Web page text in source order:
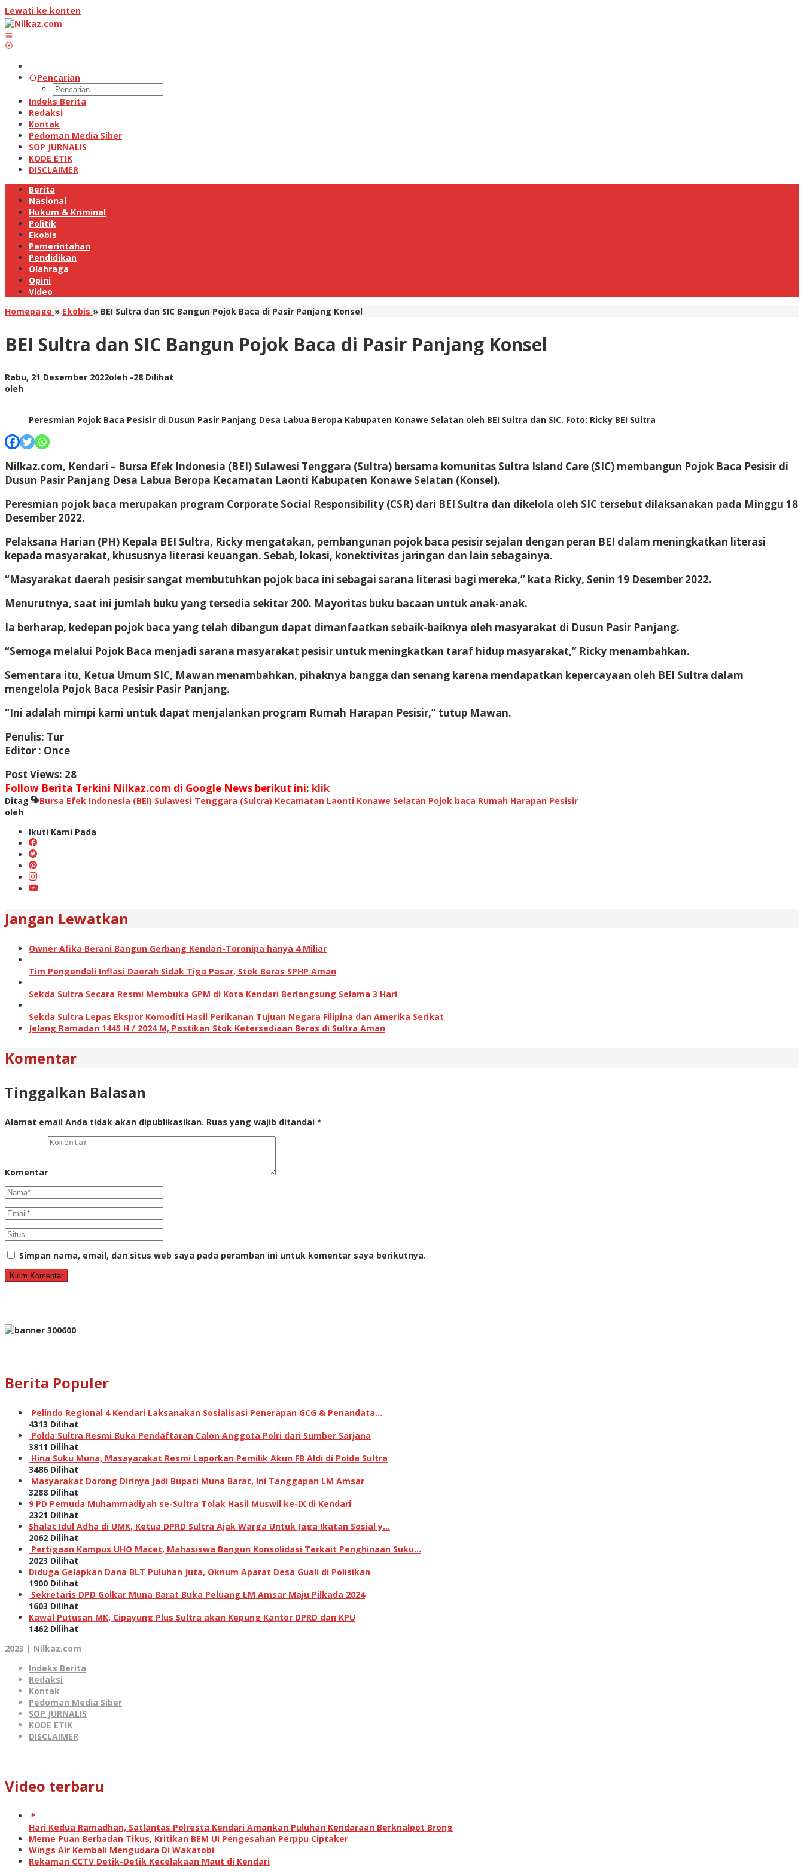
Lewati ke konten
Pencarian
Indeks Berita
Redaksi
Kontak
Pedoman Media Siber
SOP JURNALIS
KODE ETIK
DISCLAIMER
Berita
Nasional
Hukum & Kriminal
Politik
Ekobis
Pemerintahan
Pendidikan
Olahraga
Opini
Video
Homepage » Ekobis » BEI Sultra dan SIC Bangun Pojok Baca di Pasir Panjang Konsel
BEI Sultra dan SIC Bangun Pojok Baca di Pasir Panjang Konsel
Rabu, 21 Desember 2022oleh -28 Dilihat
oleh
Peresmian Pojok Baca Pesisir di Dusun Pasir Panjang Desa Labua Beropa Kabupaten Konawe Selatan oleh BEI Sultra dan SIC. Foto: Ricky BEI Sultra
Nilkaz.com, Kendari – Bursa Efek Indonesia (BEI) Sulawesi Tenggara (Sultra) bersama komunitas Sultra Island Care (SIC) membangun Pojok Baca Pesisir di
Dusun Pasir Panjang Desa Labua Beropa Kecamatan Laonti Kabupaten Konawe Selatan (Konsel).
Peresmian pojok baca merupakan program Corporate Social Responsibility (CSR) dari BEI Sultra dan dikelola oleh SIC tersebut dilaksanakan pada Minggu 18
Desember 2022.
Pelaksana Harian (PH) Kepala BEI Sultra, Ricky mengatakan, pembangunan pojok baca pesisir sejalan dengan peran BEI dalam meningkatkan literasi
kepada masyarakat, khususnya literasi keuangan. Sebab, lokasi, konektivitas jaringan dan lain sebagainya.
“Masyarakat daerah pesisir sangat membutuhkan pojok baca ini sebagai sarana literasi bagi mereka,” kata Ricky, Senin 19 Desember 2022.
Menurutnya, saat ini jumlah buku yang tersedia sekitar 200. Mayoritas buku bacaan untuk anak-anak.
Ia berharap, kedepan pojok baca yang telah dibangun dapat dimanfaatkan sebaik-baiknya oleh masyarakat di Dusun Pasir Panjang.
“Semoga melalui Pojok Baca menjadi sarana masyarakat pesisir untuk meningkatkan taraf hidup masyarakat,” Ricky menambahkan.
Sementara itu, Ketua Umum SIC, Mawan menambahkan, pihaknya bangga dan senang karena mendapatkan kepercayaan oleh BEI Sultra dalam
mengelola Pojok Baca Pesisir Pasir Panjang.
“Ini adalah mimpi kami untuk dapat menjalankan program Rumah Harapan Pesisir,” tutup Mawan.
Penulis: Tur
Editor : Once
Post Views: 28
Follow Berita Terkini Nilkaz.com di Google News berikut ini: klik
Ditag Bursa Efek Indonesia (BEI) Sulawesi Tenggara (Sultra) Kecamatan Laonti Konawe Selatan Pojok baca Rumah Harapan Pesisir
oleh
Ikuti Kami Pada
Jangan Lewatkan
Owner Afika Berani Bangun Gerbang Kendari-Toronipa hanya 4 Miliar
Tim Pengendali Inflasi Daerah Sidak Tiga Pasar, Stok Beras SPHP Aman
Sekda Sultra Secara Resmi Membuka GPM di Kota Kendari Berlangsung Selama 3 Hari
Sekda Sultra Lepas Ekspor Komoditi Hasil Perikanan Tujuan Negara Filipina dan Amerika Serikat
Jelang Ramadan 1445 H / 2024 M, Pastikan Stok Ketersediaan Beras di Sultra Aman
Komentar
Tinggalkan Balasan
Alamat email Anda tidak akan dipublikasikan. Ruas yang wajib ditandai *
Komentar
Simpan nama, email, dan situs web saya pada peramban ini untuk komentar saya berikutnya.
Berita Populer
Pelindo Regional 4 Kendari Laksanakan Sosialisasi Penerapan GCG & Penandata…
4313 Dilihat
Polda Sultra Resmi Buka Pendaftaran Calon Anggota Polri dari Sumber Sarjana
3811 Dilihat
Hina Suku Muna, Masayarakat Resmi Laporkan Pemilik Akun FB Aldi di Polda Sultra
3486 Dilihat
Masyarakat Dorong Dirinya Jadi Bupati Muna Barat, Ini Tanggapan LM Amsar
3288 Dilihat
9 PD Pemuda Muhammadiyah se-Sultra Tolak Hasil Muswil ke-IX di Kendari
2321 Dilihat
Shalat Idul Adha di UMK, Ketua DPRD Sultra Ajak Warga Untuk Jaga Ikatan Sosial y…
2062 Dilihat
Pertigaan Kampus UHO Macet, Mahasiswa Bangun Konsolidasi Terkait Penghinaan Suku…
2023 Dilihat
Diduga Gelapkan Dana BLT Puluhan Juta, Oknum Aparat Desa Guali di Polisikan
1900 Dilihat
Sekretaris DPD Golkar Muna Barat Buka Peluang LM Amsar Maju Pilkada 2024
1603 Dilihat
Kawal Putusan MK, Cipayung Plus Sultra akan Kepung Kantor DPRD dan KPU
1462 Dilihat
2023 | Nilkaz.com
Indeks Berita
Redaksi
Kontak
Pedoman Media Siber
SOP JURNALIS
KODE ETIK
DISCLAIMER
Video terbaru
Hari Kedua Ramadhan, Satlantas Polresta Kendari Amankan Puluhan Kendaraan Berknalpot Brong
Meme Puan Berbadan Tikus, Kritikan BEM UI Pengesahan Perppu Ciptaker
Wings Air Kembali Mengudara Di Wakatobi
Rekaman CCTV Detik-Detik Kecelakaan Maut di Kendari